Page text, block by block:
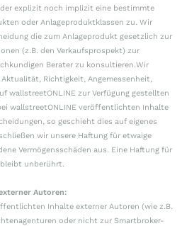
explizit noch implizit eine bestimmte
oder Anlageproduktklassen zu. Wir
die zum Anlageprodukt gesetzlich zur
(z.B. den Verkaufsprospekt) zur
Berater zu konsultieren.Wir
Richtigkeit, Angemessenheit,
wallstreetONLINE zur Verfügung gestellten
wallstreetONLINE veröffentlichten Inhalte
so geschieht dies auf eigenes
wir unsere Haftung für etwaige
Vermögensschäden aus. Eine Haftung für
bleibt unberührt.
Autoren:
Inhalte externer Autoren (wie z.B.
oder nicht zur Smartbroker-